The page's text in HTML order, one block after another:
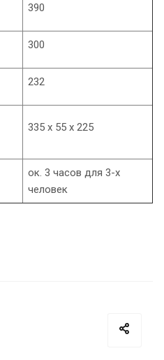
390
300
232
335 х 55 х 225
ок. 3 часов для 3-х
человек